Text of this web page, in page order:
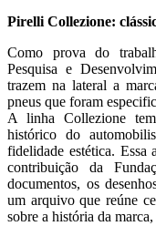
Pirelli Collezione:
Como prova do
Pesquisa e
trazem na lateral a
pneus que foram
A linha Collezione
histórico do
fidelidade estética. Essa
contribuição da
documentos, os
um arquivo que reúne
sobre a história da